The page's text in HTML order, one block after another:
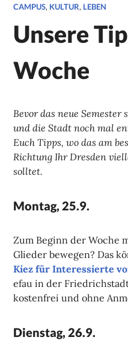
CAMPUS, KULTUR, LEBEN
Unsere
Woche
Bevor das neue
und die Stadt noch mal
Euch Tipps, wo das am
Richtung Ihr Dresden
solltet.
Montag, 25.9.
Zum Beginn der Woche
Glieder bewegen? Das
Kiez für Interessierte
efau in der
kostenfrei und ohne
Dienstag, 26.9.